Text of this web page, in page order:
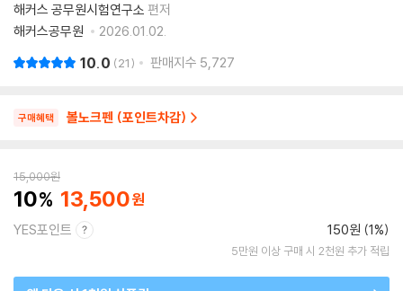
해커스 공무원시험연구소 편저
해커스공무원
2026.01.02.
10.0 21 판매지수 5,727
구매혜택 볼노크펜 (포인트차감)
15,000원
10 13,500
YES포인트 150원 (1%)
5만원 이상 구매 시 2천원 추가 적립